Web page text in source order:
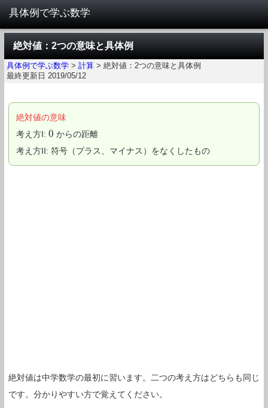
絶対値：2つの意味と具体例
具体例で学ぶ数学 > 計算 > 絶対値：2つの意味と具体例
最終更新日 2019/05/12
絶対値の意味
考え方I: 0
0 からの距離
考え方II: 符号（プラス、マイナス）をなくしたもの
絶対値は中学数学の最初に習います。二つの考え方はどちらも同じ
です。分かりやすい方で覚えてください。